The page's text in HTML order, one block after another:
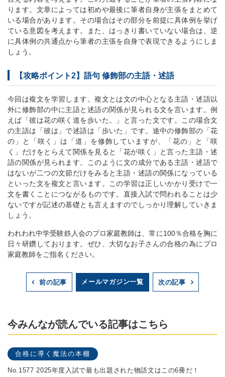
ります。文章によっては初めや最後に筆者自身が主張をまとめて
いる場合があります。その場合はその部分を前提に具体例を挙げ
ている意図を考えます。また、はっきり書いていない場合は、逆
に具体例の共通点から筆者の主張を自身で表現できるようにしま
しょう。
【攻略ポイント2】語句 修飾部の主語・述語
今回は複文を学習します。複文とは文の中心となる主語・述語以
外に修飾部の中に主語と述語の関係が見られる文を言います。例
えば「彼は花の咲く道を歩いた。」と言った文です。この場合文
の主語は「彼は」で述語は「歩いた」です。途中の修飾部の「花
の」と「咲く」は「道」を修飾していますが、「花の」と「咲
く」だけをとらえて関係を見ると「花が咲く」と言った主語・述
語の関係が見られます。このように文の成分である主語・述語で
はないが二つの文節だけをみると主語・述語の関係になっている
といった文を複文と言います。この学習は正しいかかり受けで一
文を書くことにつながるものです。直接入試で問われることは少
ないですが記述の基礎とも言えますのでしっかり理解していきま
しょう。
われわれ中学受験鉄人会のプロ家庭教師は、常に100％合格を胸に
日々研鑽しております。ぜひ、大切なお子さんの合格の為にプロ
家庭教師をご指名ください。
前の記事 メールマガジン一覧 次の記事
今みんなが読んでいる記事はこちら
合格に導く魔法の本棚
No.1577 2025年度入試で最も出題された物語文はこの6冊だ！